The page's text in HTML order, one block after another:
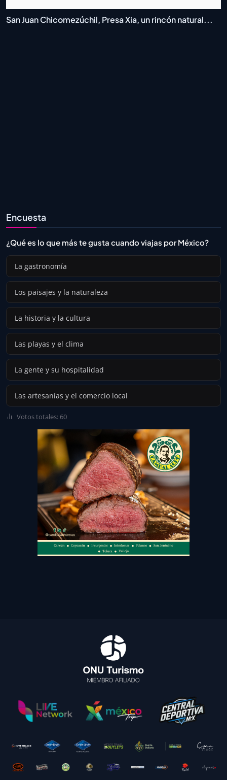
San Juan Chicomezúchil, Presa Xia, un rincón natural...
Encuesta
¿Qué es lo que más te gusta cuando viajas por México?
La gastronomía
Los paisajes y la naturaleza
La historia y la cultura
Las playas y el clima
La gente y su hospitalidad
Las artesanías y el comercio local
Votos totales: 60